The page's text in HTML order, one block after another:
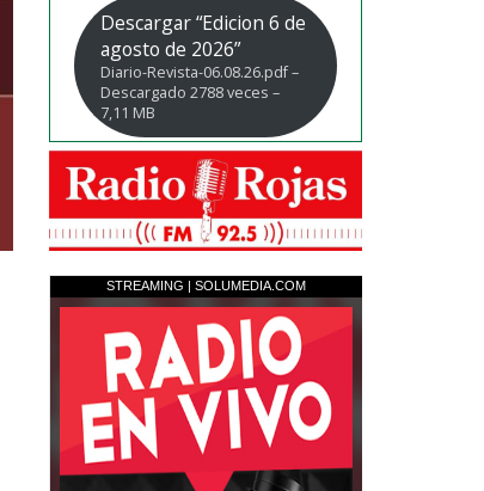
Descargar “Edicion 6 de
agosto de 2026”
Diario-Revista-06.08.26.pdf –
Descargado 2788 veces –
7,11 MB